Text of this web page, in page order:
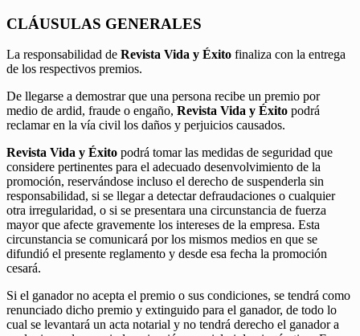
CLÁUSULAS GENERALES
La responsabilidad de Revista Vida y Éxito finaliza con la entrega
de los respectivos premios.
De llegarse a demostrar que una persona recibe un premio por
medio de ardid, fraude o engaño, Revista Vida y Éxito podrá
reclamar en la vía civil los daños y perjuicios causados.
Revista Vida y Éxito podrá tomar las medidas de seguridad que
considere pertinentes para el adecuado desenvolvimiento de la
promoción, reservándose incluso el derecho de suspenderla sin
responsabilidad, si se llegar a detectar defraudaciones o cualquier
otra irregularidad, o si se presentara una circunstancia de fuerza
mayor que afecte gravemente los intereses de la empresa. Esta
circunstancia se comunicará por los mismos medios en que se
difundió el presente reglamento y desde esa fecha la promoción
cesará.
Si el ganador no acepta el premio o sus condiciones, se tendrá como
renunciado dicho premio y extinguido para el ganador, de todo lo
cual se levantará un acta notarial y no tendrá derecho el ganador a